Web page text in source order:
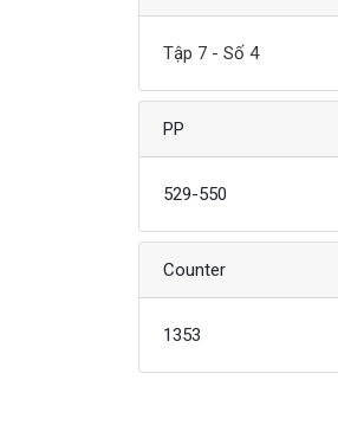
Tập 7 - Số 4
PP
529-550
Counter
1353